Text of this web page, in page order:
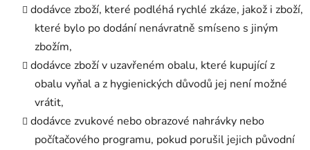
dodávce zboží, které podléhá rychlé zkáze, jakož i zboží,
které bylo po dodání nenávratně smíseno s jiným
zbožím,
dodávce zboží v uzavřeném obalu, které kupující z
obalu vyňal a z hygienických důvodů jej není možné
vrátit,
dodávce zvukové nebo obrazové nahrávky nebo
počítačového programu, pokud porušil jejich původní